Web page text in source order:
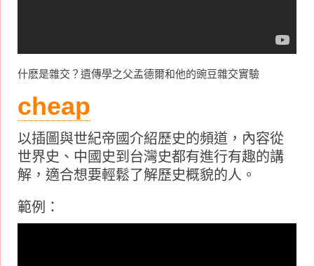
什麽是雜交？遺傳學之父孟德爾和他的豌豆雜交實驗
cheap
以插圖與世紀帝國介紹歷史的頻道，內容從
世界史、中國史到台灣史都有進行有趣的講
解，適合想要輕鬆了解歷史概貌的人。
範例：